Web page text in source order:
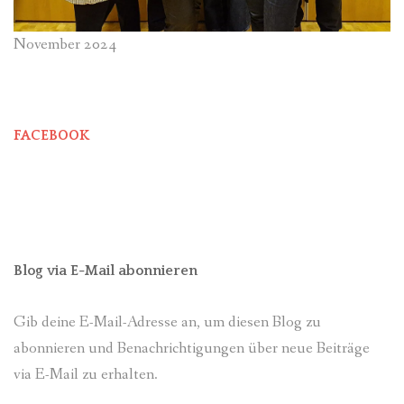
November 2024
FACEBOOK
Blog via E-Mail abonnieren
Gib deine E-Mail-Adresse an, um diesen Blog zu
abonnieren und Benachrichtigungen über neue Beiträge
via E-Mail zu erhalten.